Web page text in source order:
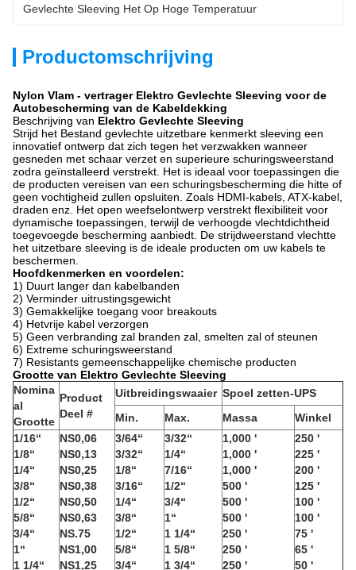
Gevlechte Sleeving Het Op Hoge Temperatuur
Productomschrijving
Nylon Vlam - vertrager Elektro Gevlechte Sleeving voor de
Autobescherming van de Kabeldekking
Beschrijving van Elektro Gevlechte Sleeving
Strijd het Bestand gevlechte uitzetbare kenmerkt sleeving een
innovatief ontwerp dat zich tegen het verzwakken wanneer
gesneden met schaar verzet en superieure schuringsweerstand
zodra geïnstalleerd verstrekt. Het is ideaal voor toepassingen die
de producten vereisen van een schuringsbescherming die hitte of
geen vochtigheid zullen opsluiten. Zoals HDMI-kabels, ATX-kabel,
draden enz. Het open weefselontwerp verstrekt flexibiliteit voor
dynamische toepassingen, terwijl de verhoogde vlechtdichtheid
toegevoegde bescherming aanbiedt. De strijdweerstand vlechtte
het uitzetbare sleeving is de ideale producten om uw kabels te
beschermen.
Hoofdkenmerken en voordelen:
1) Duurt langer dan kabelbanden
2) Verminder uitrustingsgewicht
3) Gemakkelijke toegang voor breakouts
4) Hetvrije kabel verzorgen
5) Geen verbranding zal branden zal, smelten zal of steunen
6) Extreme schuringsweerstand
7) Resistants gemeenschappelijke chemische producten
Grootte van Elektro Gevlechte Sleeving
Nomina
al
Grootte
Product
Deel #
Uitbreidingswaaier Spoel zetten-UPS
Min.
Max. Massa
Winkel
1/16“
1/8“
1/4“
3/8“
1/2“
5/8“
3/4“
1“
1 1/4“
NS0,06
NS0,13
NS0,25
NS0,38
NS0,50
NS0,63
NS.75
NS1,00
NS1,25
3/64“
3/32“
1/8“
3/16“
1/4“
3/8“
1/2“
5/8“
3/4“
3/32“
1/4“
7/16“
1/2“
3/4“
1“
1 1/4“
1 5/8“
1 3/4“
1,000 '
1,000 '
1,000 '
500 '
500 '
500 '
250 '
250 '
250 '
250 '
225 '
200 '
125 '
100 '
100 '
75 '
65 '
50 '